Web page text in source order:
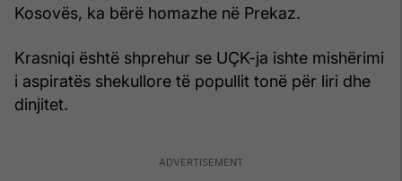
Kosovës, ka bërë homazhe në Prekaz.
Krasniqi është shprehur se UÇK-ja ishte mishërimi
i aspiratës shekullore të popullit tonë për liri dhe
dinjitet.